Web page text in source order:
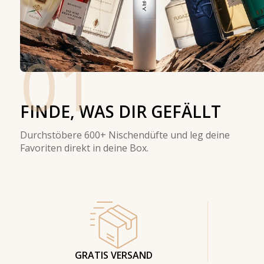
01
FINDE, WAS DIR GEFÄLLT
Durchstöbere 600+ Nischendüfte und leg deine
Favoriten direkt in deine Box.
GRATIS VERSAND